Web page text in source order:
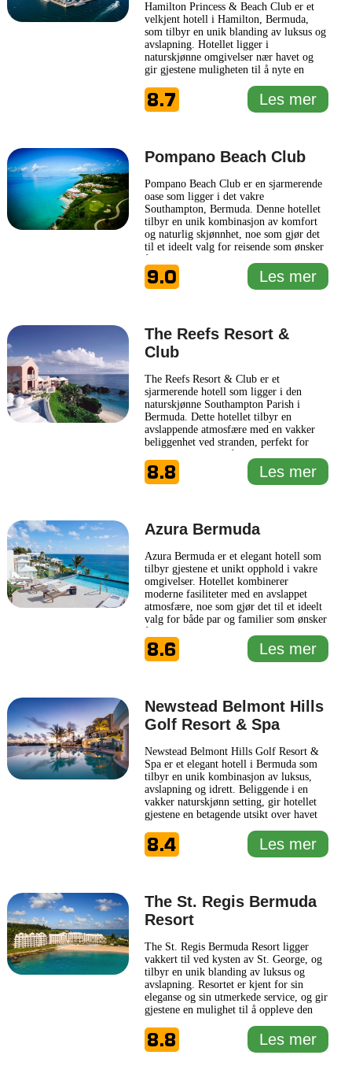
Hamilton Princess & Beach Club er et
velkjent hotell i Hamilton, Bermuda,
som tilbyr en unik blanding av luksus og
avslapning. Hotellet ligger i
naturskjønne omgivelser nær havet og
gir gjestene muligheten til å nyte en
å slappe av på stranden eller utforske
lokale attraksjoner. Fasilitetene på
8.7 Les mer
Pompano Beach Club
Pompano Beach Club er en sjarmerende
oase som ligger i det vakre
Southampton, Bermuda. Denne hotellet
tilbyr en unik kombinasjon av komfort
og naturlig skjønnhet, noe som gjør det
til et ideelt valg for reisende som ønsker
Karibien. Pompano Beach Club er kjent
for sin vennlige og imøtekommende
9.0 Les mer
The Reefs Resort &
Club
The Reefs Resort & Club er et
sjarmerende hotell som ligger i den
naturskjønne Southampton Parish i
Bermuda. Dette hotellet tilbyr en
avslappende atmosfære med en vakker
beliggenhet ved stranden, perfekt for
The Reefs Resort & Club er kjent for sin
vennlige service og komfortable rom,
8.8 Les mer
Azura Bermuda
Azura Bermuda er et elegant hotell som
tilbyr gjestene et unikt opphold i vakre
omgivelser. Hotellet kombinerer
moderne fasiliteter med en avslappet
atmosfære, noe som gjør det til et ideelt
valg for både par og familier som ønsker
tilgang til stranden og nærheten til lokale
attraksjoner, gir Azura Bermuda en
8.6 Les mer
Newstead Belmont Hills
Golf Resort & Spa
Newstead Belmont Hills Golf Resort &
Spa er et elegant hotell i Bermuda som
tilbyr en unik kombinasjon av luksus,
avslapning og idrett. Beliggende i en
vakker naturskjønn setting, gir hotellet
gjestene en betagende utsikt over havet
både ferie- og forretningsreisende, og
dets moderne fasiliteter bidrar til et
8.4 Les mer
The St. Regis Bermuda
Resort
The St. Regis Bermuda Resort ligger
vakkert til ved kysten av St. George, og
tilbyr en unik blanding av luksus og
avslapning. Resortet er kjent for sin
eleganse og sin utmerkede service, og gir
gjestene en mulighet til å oppleve den
sine stilfulle rom og suiter, som er
designet for komfort og velvære, kan
8.8 Les mer